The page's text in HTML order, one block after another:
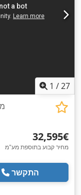
1 /27
‏32,595 ‏€
מחיר קבוע בתוספת מע"מ
התקשר